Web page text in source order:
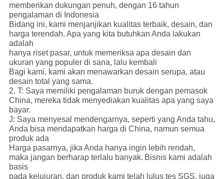
memberikan dukungan penuh, dengan 16 tahun
pengalaman di Indonesia
Bidang ini, kami menjanjikan kualitas terbaik, desain, dan
harga terendah. Apa yang kita butuhkan Anda lakukan
adalah
hanya riset pasar, untuk memeriksa apa desain dan
ukuran yang populer di sana, lalu kembali
Bagi kami, kami akan menawarkan desain serupa, atau
desain total yang sama.
2. T: Saya memiliki pengalaman buruk dengan pemasok
China, mereka tidak menyediakan kualitas apa yang saya
bayar.
J: Saya menyesal mendengarnya, seperti yang Anda tahu,
Anda bisa mendapatkan harga di China, namun semua
produk ada
Harga pasarnya, jika Anda hanya ingin lebih rendah,
maka jangan berharap terlalu banyak. Bisnis kami adalah
basis
pada kejujuran, dan produk kami telah lulus tes SGS, juga